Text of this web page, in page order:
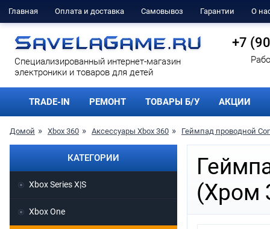
Главная Оплата и доставка Самовывоз Гарантии О
Cпециализированный интернет-магазин
электроники и товаров для детей
+7
TRADE-IN РЕМОНТ ТОВАРЫ Б/У АКЦИИ
Домой Xbox 360 Аксессуары Xbox 360 Геймпад проводной
(Хром
КАТЕГОРИИ
Xbox Series X|S
Xbox One